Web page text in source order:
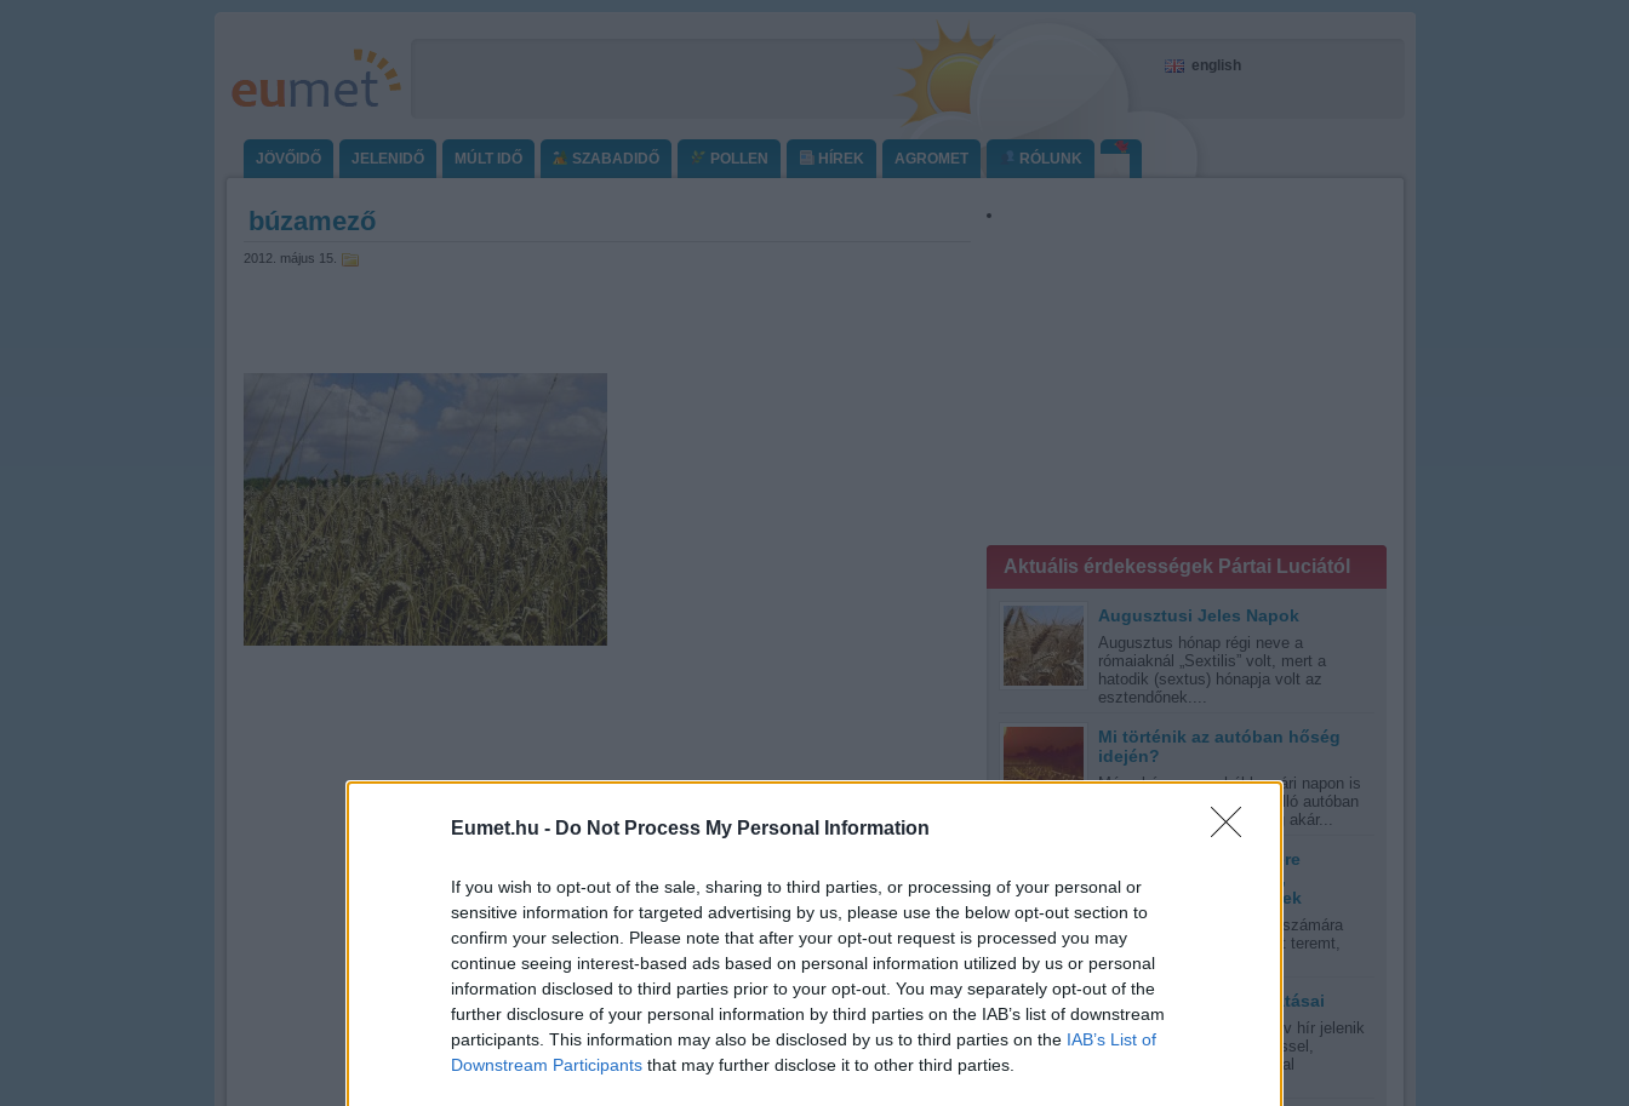
Eumet.hu - Do Not Process My Personal Information
If you wish to opt-out of the sale, sharing to third parties, or processing of your personal or
sensitive information for targeted advertising by us, please use the below opt-out section to
confirm your selection. Please note that after your opt-out request is processed you may
continue seeing interest-based ads based on personal information utilized by us or personal
information disclosed to third parties prior to your opt-out. You may separately opt-out of the
further disclosure of your personal information by third parties on the IAB’s list of downstream
participants. This information may also be disclosed by us to third parties on the IAB’s List of
Downstream Participants that may further disclose it to other third parties.
english
JÖVŐIDŐ JELENIDŐ MÚLT IDŐ SZABADIDŐ POLLEN HÍREK AGROMET RÓLUNK
búzamező
2012. május 15.
Aktuális érdekességek Pártai Luciától
Augusztusi Jeles Napok
Augusztus hónap régi neve a
rómaiaknál „Sextilis” volt, mert a
hatodik (sextus) hónapja volt az
esztendőnek....
Mi történik az autóban hőség
idején?
Még akár egy enyhébb nyári napon is
veszélyes lehet a napon álló autóban
ülni, kánikula esetén pedig akár...
Tanácsok hőség esetére
várandós anyukáknak,
kisgyermekes szülőknek
A nyári kánikula mindenki számára
olyan időjárási környezetet teremt,
mintha mediterrán, vagy szubtrópusi,...
A napfény jótékony hatásai
Oly sok riasztás és negatív hír jelenik
meg manapság a napsütéssel,
napfénnyel, UV-sugrázással